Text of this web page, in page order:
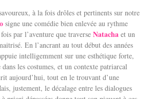
à la fois drôles et pertinents sur notre
signe une comédie bien enlevée au rythme
par l’aventure que traverseNatacha et un
En l’ancrant au tout début des années
intelligemment sur une esthétique forte,
dans les costumes, et un contexte patriarcal
aujourd’hui, tout en le trouvant d’une
justement, le décalage entre les dialogues